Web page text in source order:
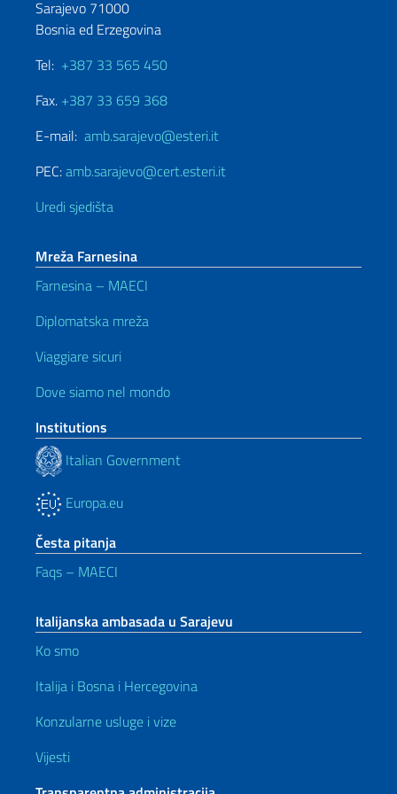
Sarajevo 71000
Bosnia ed Erzegovina
Tel: +387 33 565 450
Fax. +387 33 659 368
E-mail: amb.sarajevo@esteri.it
PEC:amb.sarajevo@cert.esteri.it
Uredi sjedišta
Mreža Farnesina
Farnesina – MAECI
Diplomatska mreža
Viaggiare sicuri
Dove siamo nel mondo
Institutions
Italian Government
Europa.eu
Česta pitanja
Faqs – MAECI
Italijanska ambasada u Sarajevu
Ko smo
Italija i Bosna i Hercegovina
Konzularne usluge i vize
Vijesti